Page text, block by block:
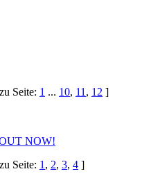
Seite: 1 ... 10, 11 , 12 ]
NOW!
Seite: 1 , 2, 3, 4 ]